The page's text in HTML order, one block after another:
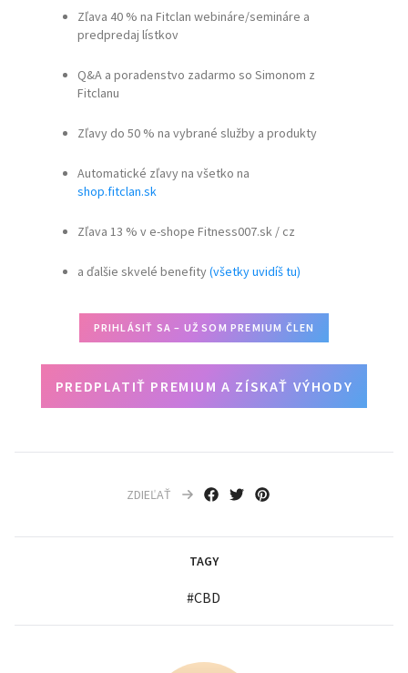
Zľava 40 % na Fitclan webináre/semináre a
predpredaj lístkov
Q&A a poradenstvo zadarmo so Simonom z
Fitclanu
Zľavy do 50 % na vybrané služby a produkty
Automatické zľavy na všetko na
shop.fitclan.sk
Zľava 13 % v e-shope Fitness007.sk / cz
a ďalšie skvelé benefity(všetky uvidíš tu)
PRIHLÁSIŤ SA – UŽ SOM PREMIUM ČLEN
PREDPLATIŤ PREMIUM A ZÍSKAŤ VÝHODY
ZDIEĽAŤ
TAGY
#CBD